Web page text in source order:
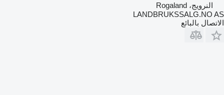
النرويج، Rogaland
LANDBRUKSSALG.NO AS
الاتصال بالبائع